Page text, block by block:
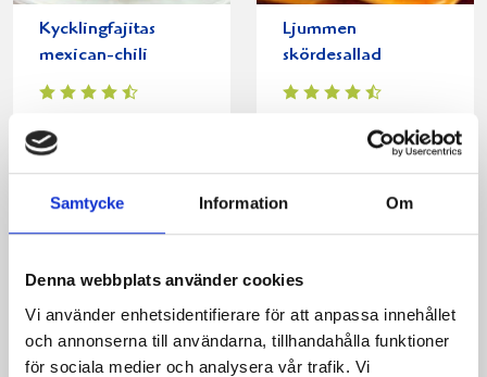
Samtycke Information Om
Denna webbplats använder cookies
Vi använder enhetsidentifierare för att anpassa innehållet
och annonserna till användarna, tillhandahålla funktioner
för sociala medier och analysera vår trafik. Vi
Kycklingfajitas
mexican-chili
Ljummen
skördesallad